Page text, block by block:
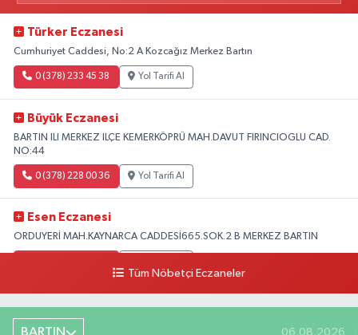
Türker Eczanesi
Cumhuriyet Caddesi, No:2 A Kozcağız Merkez Bartın
0 (378) 233 45 38 Yol Tarifi Al
Büyük Eczanesi
BARTIN ILI MERKEZ ILÇE KEMERKÖPRÜ MAH.DAVUT FIRINCIOGLU CAD.
NO:44
0 (378) 228 00 36 Yol Tarifi Al
Esen Eczanesi
ORDUYERİ MAH.KAYNARCA CADDESİ665.SOK.2 B MERKEZ BARTIN
Şiremirçavuş Mahallesi, Kırıkçı Zeliha Ana Sokak No:20 8 Merkez Bartın
Tüm Nöbetçi Eczaneler
06.08.2026